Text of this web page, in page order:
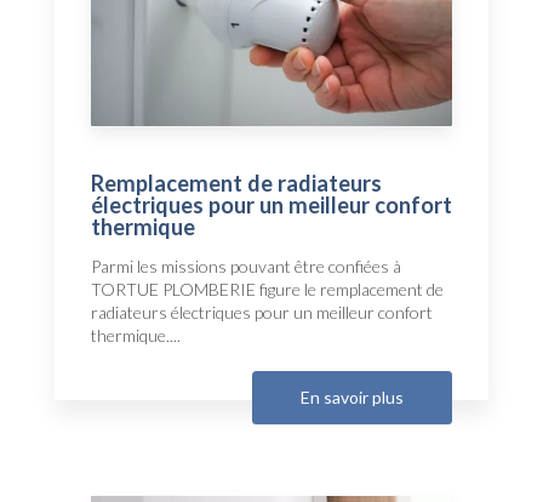
Remplacement de radiateurs
électriques pour un meilleur confort
thermique
Parmi les missions pouvant être confiées à
TORTUE PLOMBERIE figure le remplacement de
radiateurs électriques pour un meilleur confort
thermique....
En savoir plus